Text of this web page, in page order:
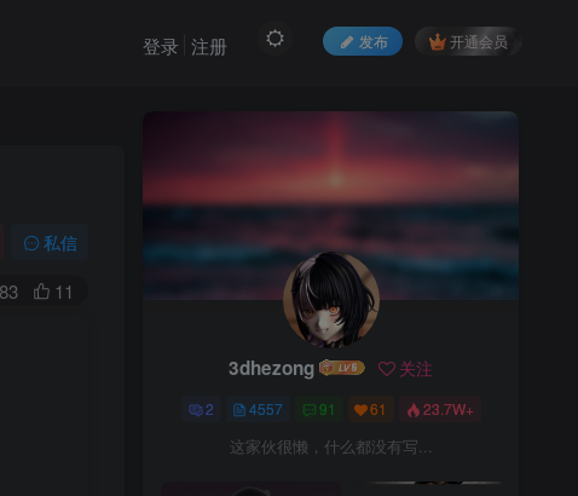
发布 开通会员
登录 注册
私信
83 11
3dhezong 关注
2 4557 91 61 23.7W+
这家伙很懒，什么都没有写...
3dhezong 关注
2 4557 91 61 23.7W+
这家伙很懒，什么都没有写...